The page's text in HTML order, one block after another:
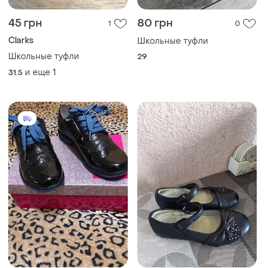
45 грн 1
Clarks
Школьные туфли
31.5 и еще 1
80 грн 0
Школьные туфли
29